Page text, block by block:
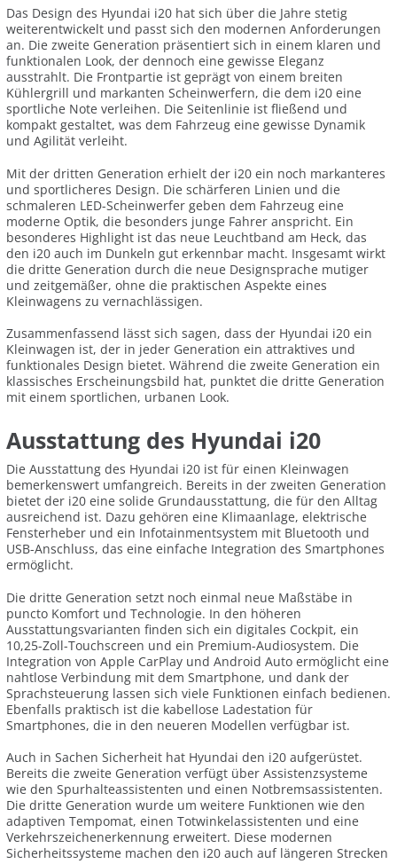
Das Design des Hyundai i20 hat sich über die Jahre stetig
weiterentwickelt und passt sich den modernen Anforderungen
an. Die zweite Generation präsentiert sich in einem klaren und
funktionalen Look, der dennoch eine gewisse Eleganz
ausstrahlt. Die Frontpartie ist geprägt von einem breiten
Kühlergrill und markanten Scheinwerfern, die dem i20 eine
sportliche Note verleihen. Die Seitenlinie ist fließend und
kompakt gestaltet, was dem Fahrzeug eine gewisse Dynamik
und Agilität verleiht.
Mit der dritten Generation erhielt der i20 ein noch markanteres
und sportlicheres Design. Die schärferen Linien und die
schmaleren LED-Scheinwerfer geben dem Fahrzeug eine
moderne Optik, die besonders junge Fahrer anspricht. Ein
besonderes Highlight ist das neue Leuchtband am Heck, das
den i20 auch im Dunkeln gut erkennbar macht. Insgesamt wirkt
die dritte Generation durch die neue Designsprache mutiger
und zeitgemäßer, ohne die praktischen Aspekte eines
Kleinwagens zu vernachlässigen.
Zusammenfassend lässt sich sagen, dass der Hyundai i20 ein
Kleinwagen ist, der in jeder Generation ein attraktives und
funktionales Design bietet. Während die zweite Generation ein
klassisches Erscheinungsbild hat, punktet die dritte Generation
mit einem sportlichen, urbanen Look.
Ausstattung des Hyundai i20
Die Ausstattung des Hyundai i20 ist für einen Kleinwagen
bemerkenswert umfangreich. Bereits in der zweiten Generation
bietet der i20 eine solide Grundausstattung, die für den Alltag
ausreichend ist. Dazu gehören eine Klimaanlage, elektrische
Fensterheber und ein Infotainmentsystem mit Bluetooth und
USB-Anschluss, das eine einfache Integration des Smartphones
ermöglicht.
Die dritte Generation setzt noch einmal neue Maßstäbe in
puncto Komfort und Technologie. In den höheren
Ausstattungsvarianten finden sich ein digitales Cockpit, ein
10,25-Zoll-Touchscreen und ein Premium-Audiosystem. Die
Integration von Apple CarPlay und Android Auto ermöglicht eine
nahtlose Verbindung mit dem Smartphone, und dank der
Sprachsteuerung lassen sich viele Funktionen einfach bedienen.
Ebenfalls praktisch ist die kabellose Ladestation für
Smartphones, die in den neueren Modellen verfügbar ist.
Auch in Sachen Sicherheit hat Hyundai den i20 aufgerüstet.
Bereits die zweite Generation verfügt über Assistenzsysteme
wie den Spurhalteassistenten und einen Notbremsassistenten.
Die dritte Generation wurde um weitere Funktionen wie den
adaptiven Tempomat, einen Totwinkelassistenten und eine
Verkehrszeichenerkennung erweitert. Diese modernen
Sicherheitssysteme machen den i20 auch auf längeren Strecken